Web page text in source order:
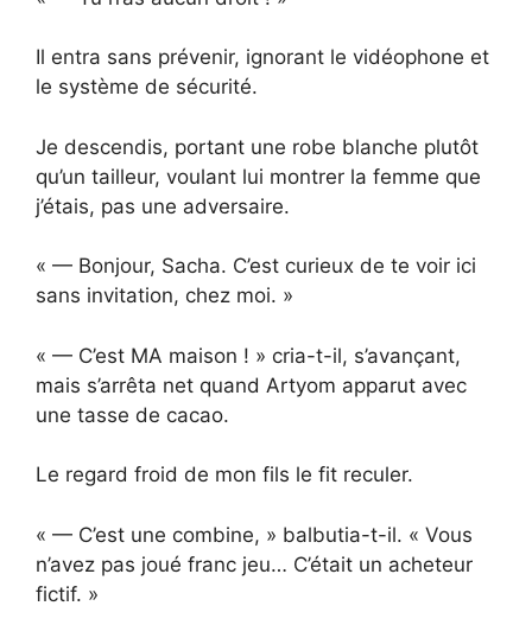
Il entra sans prévenir, ignorant le vidéophone et
le système de sécurité.
Je descendis, portant une robe blanche plutôt
qu’un tailleur, voulant lui montrer la femme que
j’étais, pas une adversaire.
« — Bonjour, Sacha. C’est curieux de te voir ici
sans invitation, chez moi. »
« — C’est MA maison ! » cria-t-il, s’avançant,
mais s’arrêta net quand Artyom apparut avec
une tasse de cacao.
Le regard froid de mon fils le fit reculer.
« — C’est une combine, » balbutia-t-il. « Vous
n’avez pas joué franc jeu… C’était un acheteur
fictif. »